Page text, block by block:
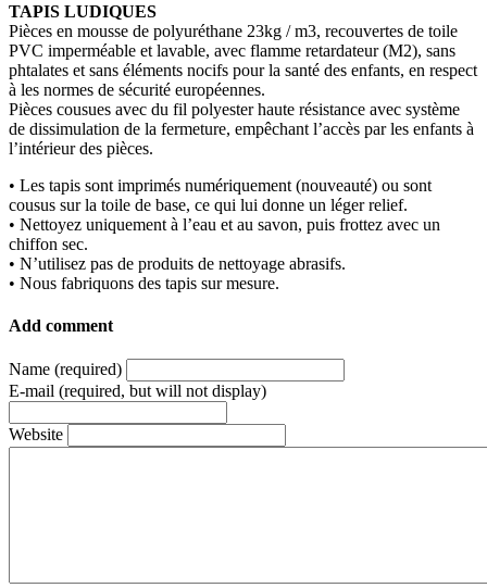
TAPIS LUDIQUES
Pièces en mousse de polyuréthane 23kg / m3, recouvertes de toile
PVC imperméable et lavable, avec flamme retardateur (M2), sans
phtalates et sans éléments nocifs pour la santé des enfants, en respect
à les normes de sécurité européennes.
Pièces cousues avec du fil polyester haute résistance avec système
de dissimulation de la fermeture, empêchant l’accès par les enfants à
l’intérieur des pièces.
• Les tapis sont imprimés numériquement (nouveauté) ou sont
cousus sur la toile de base, ce qui lui donne un léger relief.
• Nettoyez uniquement à l’eau et au savon, puis frottez avec un
chiffon sec.
• N’utilisez pas de produits de nettoyage abrasifs.
• Nous fabriquons des tapis sur mesure.
Add comment
Name (required)
E-mail (required, but will not display)
Website